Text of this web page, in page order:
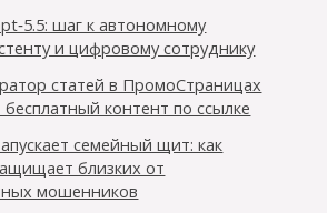
шаг к автономному
и цифровому сотруднику
статей в ПромоСтраницах
бесплатный контент по ссылке
семейный щит: как
близких от
мошенников